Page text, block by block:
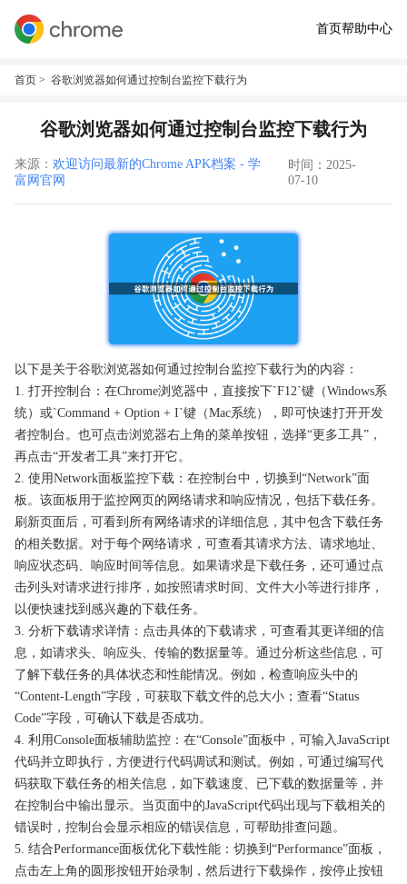
首页帮助中心
首页 > 谷歌浏览器如何通过控制台监控下载行为
谷歌浏览器如何通过控制台监控下载行为
来源： 欢迎访问最新的Chrome APK档案 - 学
富网官网
时间：2025-
07-10
以下是关于谷歌浏览器如何通过控制台监控下载行为的内容：
1. 打开控制台：在Chrome浏览器中，直接按下`F12`键（Windows系
统）或`Command + Option + I`键（Mac系统），即可快速打开开发
者控制台。也可点击浏览器右上角的菜单按钮，选择“更多工具”，
再点击“开发者工具”来打开它。
2. 使用Network面板监控下载：在控制台中，切换到“Network”面
板。该面板用于监控网页的网络请求和响应情况，包括下载任务。
刷新页面后，可看到所有网络请求的详细信息，其中包含下载任务
的相关数据。对于每个网络请求，可查看其请求方法、请求地址、
响应状态码、响应时间等信息。如果请求是下载任务，还可通过点
击列头对请求进行排序，如按照请求时间、文件大小等进行排序，
以便快速找到感兴趣的下载任务。
3. 分析下载请求详情：点击具体的下载请求，可查看其更详细的信
息，如请求头、响应头、传输的数据量等。通过分析这些信息，可
了解下载任务的具体状态和性能情况。例如，检查响应头中的
“Content-Length”字段，可获取下载文件的总大小；查看“Status
Code”字段，可确认下载是否成功。
4. 利用Console面板辅助监控：在“Console”面板中，可输入JavaScript
代码并立即执行，方便进行代码调试和测试。例如，可通过编写代
码获取下载任务的相关信息，如下载速度、已下载的数据量等，并
在控制台中输出显示。当页面中的JavaScript代码出现与下载相关的
错误时，控制台会显示相应的错误信息，可帮助排查问题。
5. 结合Performance面板优化下载性能：切换到“Performance”面板，
点击左上角的圆形按钮开始录制，然后进行下载操作，按停止按钮